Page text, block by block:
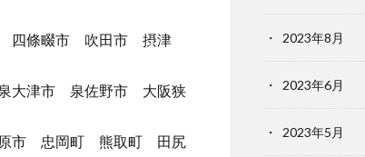
條畷市 吹田市 摂津
津市 泉佐野市 大阪狭
市 忠岡町 熊取町 田尻
2023年8月
2023年6月
2023年5月